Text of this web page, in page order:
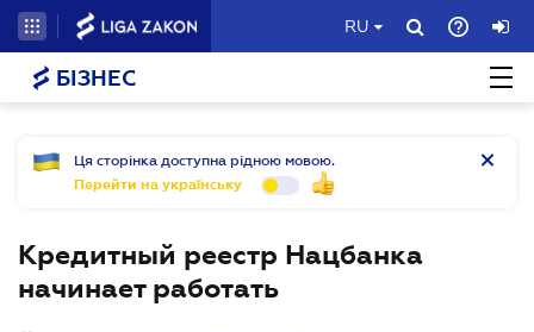
RU
БІЗНЕС
Ця сторінка доступна рідною мовою.
Перейти на українську
Кредитный реестр Нацбанка
начинает работать